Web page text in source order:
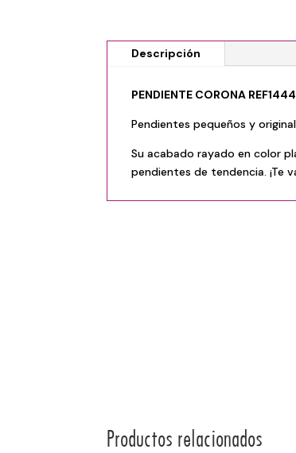
Descripción
PENDIENTE CORONA
Pendientes pequeños y
Su acabado rayado en color
pendientes de tendencia. ¡Te
Productos relacionados